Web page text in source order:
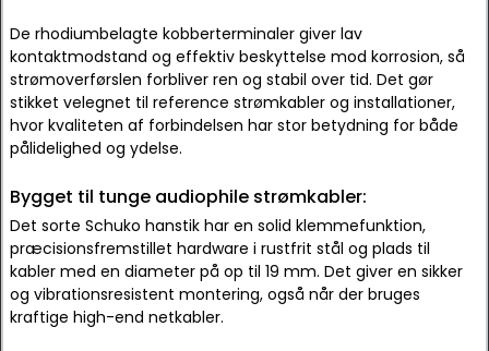
De rhodiumbelagte kobberterminaler giver lav
kontaktmodstand og effektiv beskyttelse mod korrosion, så
strømoverførslen forbliver ren og stabil over tid. Det gør
stikket velegnet til reference strømkabler og installationer,
hvor kvaliteten af forbindelsen har stor betydning for både
pålidelighed og ydelse.
Bygget til tunge audiophile strømkabler:
Det sorte Schuko hanstik har en solid klemmefunktion,
præcisionsfremstillet hardware i rustfrit stål og plads til
kabler med en diameter på op til 19 mm. Det giver en sikker
og vibrationsresistent montering, også når der bruges
kraftige high-end netkabler.